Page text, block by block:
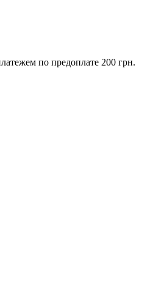
по предоплате 200 грн.